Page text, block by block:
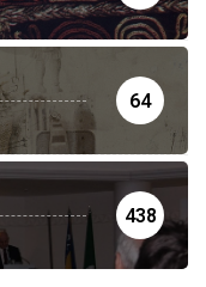
64
438